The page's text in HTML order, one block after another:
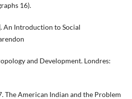
16).
An Introduction to Social
and Development. Londres:
The American Indian and the Problem